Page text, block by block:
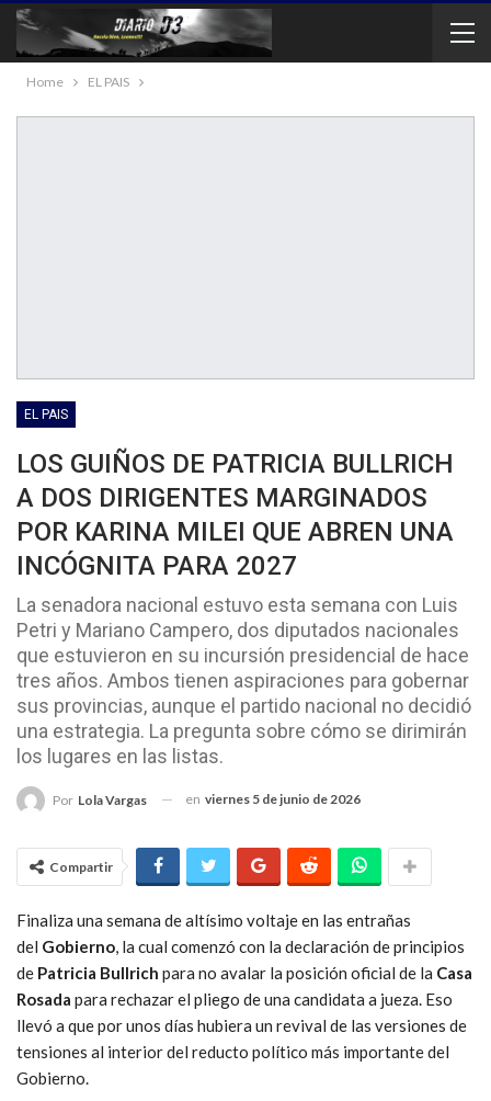
Home EL PAIS
EL PAIS
LOS GUIÑOS DE PATRICIA BULLRICH
A DOS DIRIGENTES MARGINADOS
POR KARINA MILEI QUE ABREN UNA
INCÓGNITA PARA 2027
La senadora nacional estuvo esta semana con Luis
Petri y Mariano Campero, dos diputados nacionales
que estuvieron en su incursión presidencial de hace
tres años. Ambos tienen aspiraciones para gobernar
sus provincias, aunque el partido nacional no decidió
una estrategia. La pregunta sobre cómo se dirimirán
los lugares en las listas.
Por Lola Vargas en viernes 5 de junio de 2026
Compartir
Finaliza una semana de altísimo voltaje en las entrañas
del Gobierno, la cual comenzó con la declaración de principios
de Patricia Bullrich para no avalar la posición oficial de la Casa
Rosada para rechazar el pliego de una candidata a jueza. Eso
llevó a que por unos días hubiera un revival de las versiones de
tensiones al interior del reducto político más importante del
Gobierno.